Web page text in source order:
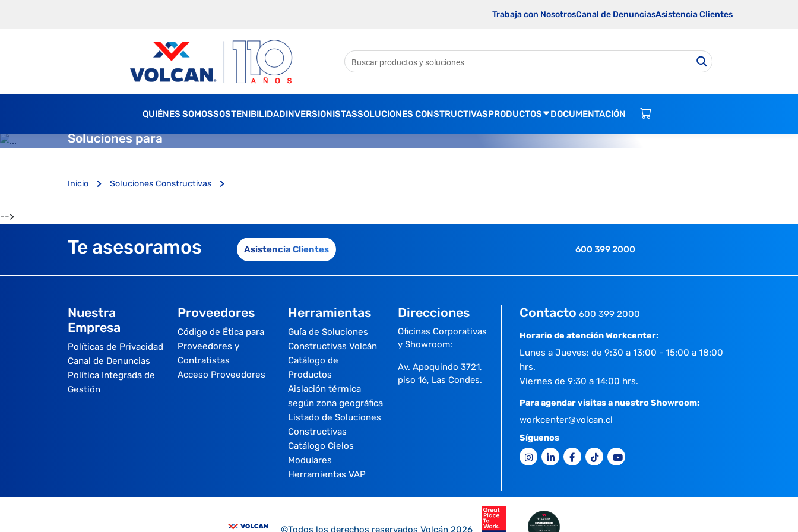
Trabaja con NosotrosCanal de DenunciasAsistencia Clientes
QUIÉNES SOMOSSOSTENIBILIDADINVERSIONISTASSOLUCIONES CONSTRUCTIVASPRODUCTOS DOCUMENTACIÓN
Soluciones para
Inicio Soluciones Constructivas
-->
Te asesoramos Asistencia Clientes 600 399 2000
Nuestra
Empresa
Políticas de Privacidad
Canal de Denuncias
Política Integrada de
Gestión
Proveedores
Código de Ética para
Proveedores y
Contratistas
Acceso Proveedores
Herramientas
Guía de Soluciones
Constructivas Volcán
Catálogo de
Productos
Aislación térmica
según zona geográfica
Listado de Soluciones
Constructivas
Catálogo Cielos
Modulares
Herramientas VAP
Direcciones
Oficinas Corporativas
y Showroom:
Av. Apoquindo 3721,
piso 16, Las Condes.
Contacto 600 399 2000
Horario de atención Workcenter:
Lunes a Jueves: de 9:30 a 13:00 - 15:00 a 18:00
hrs.
Viernes de 9:30 a 14:00 hrs.
Para agendar visitas a nuestro Showroom:
workcenter@volcan.cl
Síguenos
©Todos los derechos reservados Volcán 2026